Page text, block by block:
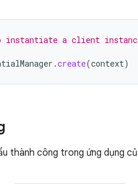
instantiate a client
.create(context)
thành công trong ứng dụng